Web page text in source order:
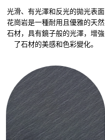
光滑、有光澤和反光的拋光表面
花崗岩是一種耐用且優雅的天然
石材，具有鏡子般的光澤，增強
了石材的美感和色彩變化。